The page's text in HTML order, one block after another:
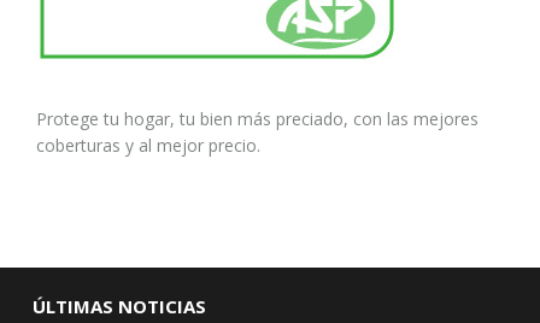
Protege tu hogar, tu bien más preciado, con las mejores
coberturas y al mejor precio.
ÚLTIMAS NOTICIAS